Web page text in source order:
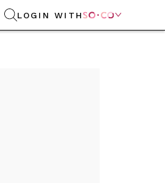
LOGIN WITH 